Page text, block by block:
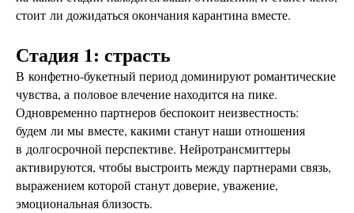
стоит ли дожидаться окончания карантина вместе.
Стадия 1: страсть
В конфетно-букетный период доминируют романтические
чувства, а половое влечение находится на пике.
Одновременно партнеров беспокоит неизвестность:
будем ли мы вместе, какими станут наши отношения
в долгосрочной перспективе. Нейротрансмиттеры
активируются, чтобы выстроить между партнерами связь,
выражением которой станут доверие, уважение,
эмоциональная близость.